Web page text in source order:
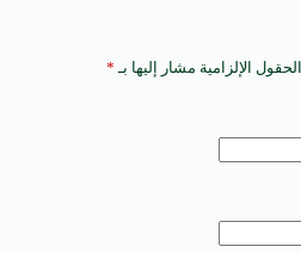
الحقول الإلزامية مشار إليها بـ *